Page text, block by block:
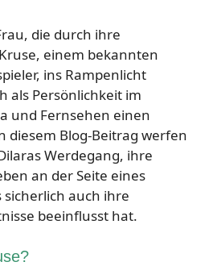
die durch ihre
einem bekannten
ins Rampenlicht
als Persönlichkeit im
und Fernsehen einen
diesem Blog-Beitrag werfen
Werdegang, ihre
an der Seite eines
auch ihre
beeinflusst hat.